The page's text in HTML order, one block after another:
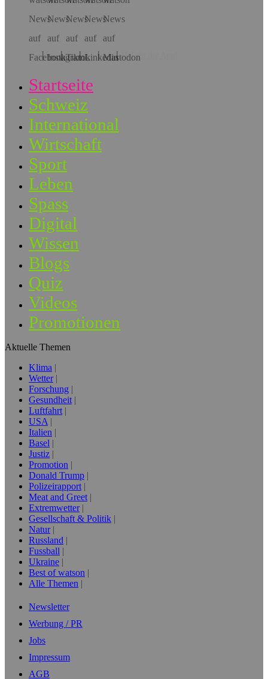
Hol dir die App!
Startseite
Schweiz
International
Wirtschaft
Sport
Leben
Spass
Digital
Wissen
Blogs
Quiz
Videos
Promotionen
Aktuelle Themen
Klima
Wetter
Forschung
Gesundheit
Luftfahrt
USA
Italien
Basel
Justiz
Promotion
Donald Trump
Polizeirapport
Meat and Greet
Extremwetter
Gesellschaft & Politik
Natur
Russland
Fussball
Ukraine
Best of watson
Alle Themen
Newsletter
Werbung / PR
Jobs
Impressum
AGB